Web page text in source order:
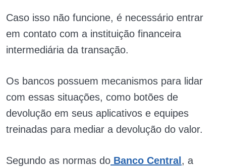
Caso isso não funcione, é necessário entrar
em contato com a instituição financeira
intermediária da transação.
Os bancos possuem mecanismos para lidar
com essas situações, como botões de
devolução em seus aplicativos e equipes
treinadas para mediar a devolução do valor.
Segundo as normas do Banco Central , a